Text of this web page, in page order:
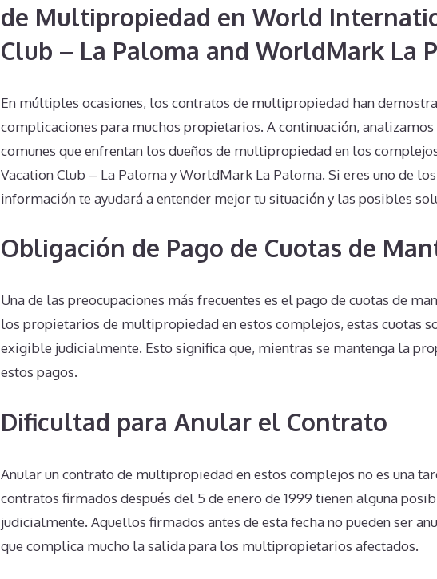
de Multipropiedad en World
Club – La Paloma and WorldMark La
En múltiples ocasiones, los contratos de multipropiedad han
complicaciones para muchos propietarios. A continuación,
comunes que enfrentan los dueños de multipropiedad en los
Vacation Club – La Paloma y WorldMark La Paloma. Si eres uno de
información te ayudará a entender mejor tu situación y las posibles
Obligación de Pago de Cuotas de
Una de las preocupaciones más frecuentes es el pago de cuotas de
los propietarios de multipropiedad en estos complejos, estas cuotas
exigible judicialmente. Esto significa que, mientras se mantenga la
estos pagos.
Dificultad para Anular el Contrato
Anular un contrato de multipropiedad en estos complejos no es una
contratos firmados después del 5 de enero de 1999 tienen alguna
judicialmente. Aquellos firmados antes de esta fecha no pueden ser
que complica mucho la salida para los multipropietarios afectados.